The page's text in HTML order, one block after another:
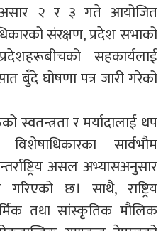
२ र ३ गते आयोजित
संरक्षण, प्रदेश सभाको
सहकार्यलाई
बुँदे घोषणा पत्र जारी गरेको
स्वतन्त्रता र मर्यादालाई थप
सार्वभौम
असल अभ्यासअनुसार
छ। साथै, राष्ट्रिय
तथा सांस्कृतिक मौलिक